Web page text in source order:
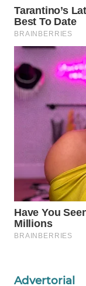
Advertorial
WAHANA
TRAVEL
WAHANA
TV
WAHANANEWS
ID
WAHANANEWS
CO ID
WAHANANEWS
NET
WAHANA